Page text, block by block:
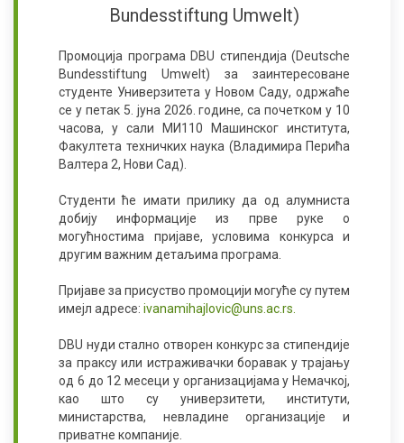
Bundesstiftung Umwelt)
Промоција програма DBU стипендија (Deutsche
Bundesstiftung Umwelt) за заинтересоване
студенте Универзитета у Новом Саду, одржаће
се у петак 5. јуна 2026. године, са почетком у 10
часова, у сали МИ110 Машинског института,
Факултета техничких наука (Владимира Перића
Валтера 2, Нови Сад).
Студенти ће имати прилику да од алумниста
добију информације из прве руке о
могућностима пријаве, условима конкурса и
другим важним детаљима програма.
Пријаве за присуство промоцији могуће су путем
имејл адресе: ivanamihajlovic@uns.ac.rs
DBU нуди стално отворен конкурс за стипендије
за праксу или истраживачки боравак у трајању
од 6 до 12 месеци у организацијама у Немачкој,
као што су универзитети, институти,
министарства, невладине организације и
приватне компаније.